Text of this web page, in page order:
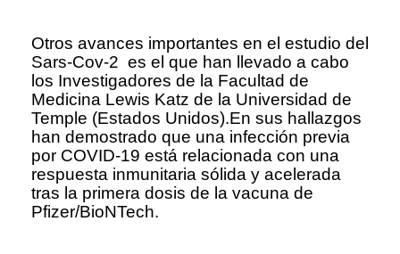
Otros avances importantes en el estudio del
Sars-Cov-2 es el que han llevado a cabo
los Investigadores de la Facultad de
Medicina Lewis Katz de la Universidad de
Temple (Estados Unidos).En sus hallazgos
han demostrado que una infección previa
por COVID-19 está relacionada con una
respuesta inmunitaria sólida y acelerada
tras la primera dosis de la vacuna de
Pfizer/BioNTech.